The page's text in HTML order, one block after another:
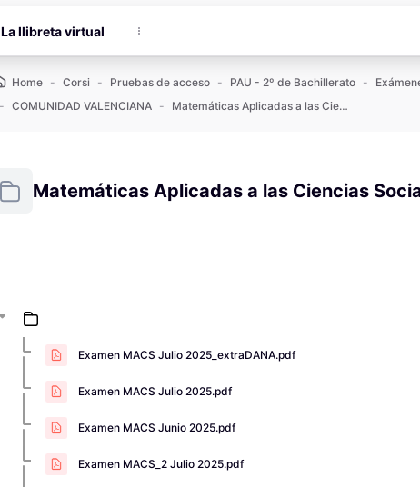
La llibreta virtual
Home Corsi Pruebas de acceso PAU - 2º de Bachillerato
COMUNIDAD VALENCIANA
Matemáticas Aplicadas a las Ciencias Sociales
Matemáticas Aplicadas a las Ciencias
Examen MACS Julio 2025_extraDANA.pdf
Examen MACS Julio 2025.pdf
Examen MACS Junio 2025.pdf
Examen MACS_2 Julio 2025.pdf